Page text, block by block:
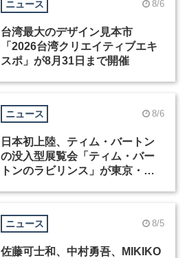
ニュース 8/6
台湾最大のデザイン見本市
「2026台湾クリエイティブエキ
スポ」が8月31日まで開催
ニュース 8/6
日本初上陸、ティム・バートン
の没入型展覧会「ティム・バー
トンのラビリンス」が東京・豊
ニュース 8/5
佐藤可士和、中村勇吾、MIKIKO